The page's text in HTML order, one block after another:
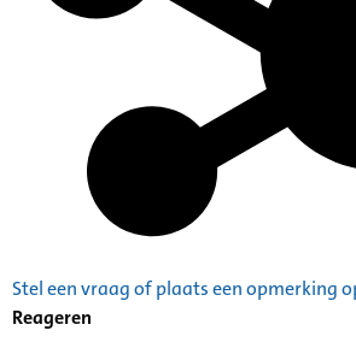
Stel een vraag of plaats een opmerking
Reageren